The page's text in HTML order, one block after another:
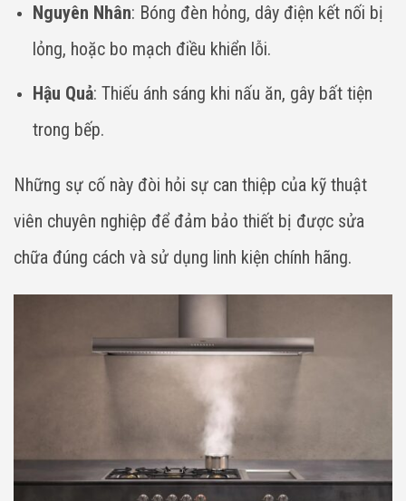
Nguyên Nhân: Bóng đèn hỏng, dây điện kết nối bị
lỏng, hoặc bo mạch điều khiển lỗi.
Hậu Quả: Thiếu ánh sáng khi nấu ăn, gây bất tiện
trong bếp.
Những sự cố này đòi hỏi sự can thiệp của kỹ thuật
viên chuyên nghiệp để đảm bảo thiết bị được sửa
chữa đúng cách và sử dụng linh kiện chính hãng.